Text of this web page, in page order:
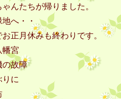
んたちが帰りました。
地へ・・
正月休みも終わりです。
幡宮
の故障
りに